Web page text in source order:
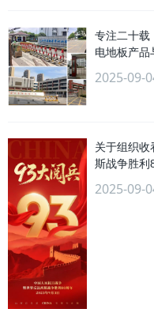
专注二十
电地板产品
2025-09-
关于组织收
斯战争胜利
2025-09-